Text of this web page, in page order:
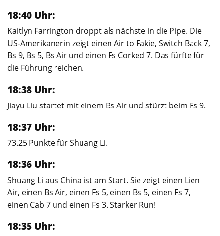
18:40 Uhr:
Kaitlyn Farrington droppt als nächste in die Pipe. Die
US-Amerikanerin zeigt einen Air to Fakie, Switch Back 7,
Bs 9, Bs 5, Bs Air und einen Fs Corked 7. Das fürfte für
die Führung reichen.
18:38 Uhr:
Jiayu Liu startet mit einem Bs Air und stürzt beim Fs 9.
18:37 Uhr:
73.25 Punkte für Shuang Li.
18:36 Uhr:
Shuang Li aus China ist am Start. Sie zeigt einen Lien
Air, einen Bs Air, einen Fs 5, einen Bs 5, einen Fs 7,
einen Cab 7 und einen Fs 3. Starker Run!
18:35 Uhr: